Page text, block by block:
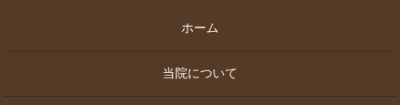
ホーム
当院について